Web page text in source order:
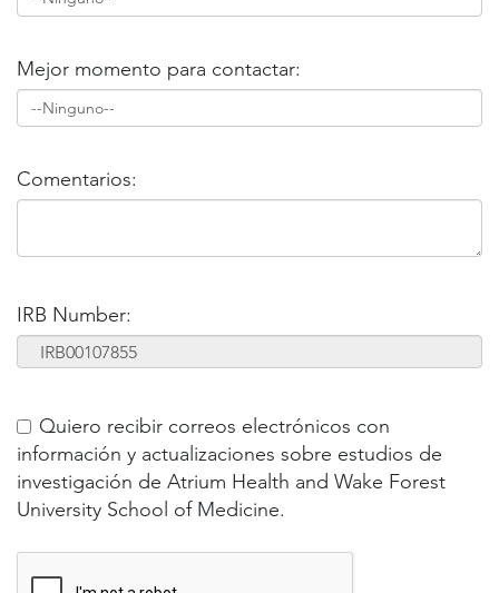
Mejor momento para contactar:
Comentarios:
IRB Number:
Quiero recibir correos electrónicos con
información y actualizaciones sobre estudios de
investigación de Atrium Health and Wake Forest
University School of Medicine.